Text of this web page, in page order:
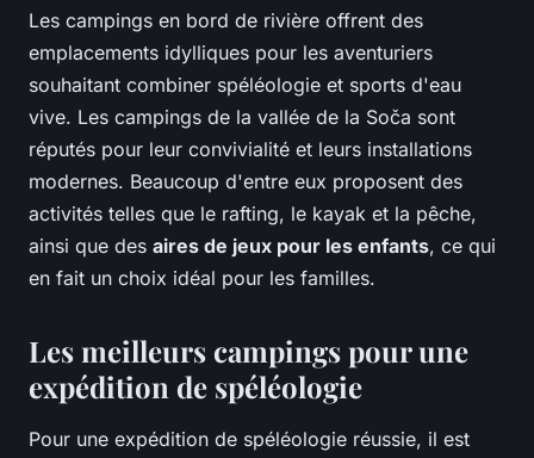
Les campings en bord de rivière offrent des
emplacements idylliques pour les aventuriers
souhaitant combiner spéléologie et sports d'eau
vive. Les campings de la vallée de la Soča sont
réputés pour leur convivialité et leurs installations
modernes. Beaucoup d'entre eux proposent des
activités telles que le rafting, le kayak et la pêche,
ainsi que des aires de jeux pour les enfants, ce qui
en fait un choix idéal pour les familles.
Les meilleurs campings pour une
expédition de spéléologie
Pour une expédition de spéléologie réussie, il est